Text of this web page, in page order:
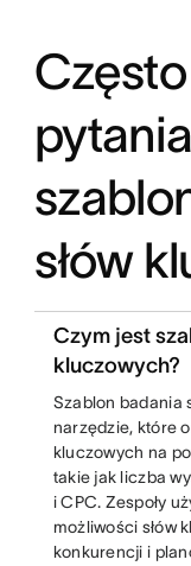
słów
Czym jest
kluczowych?
Szablon badania
narzędzie, które
kluczowych na
takie jak liczba
i CPC. Zespoły
możliwości słów
konkurencji i